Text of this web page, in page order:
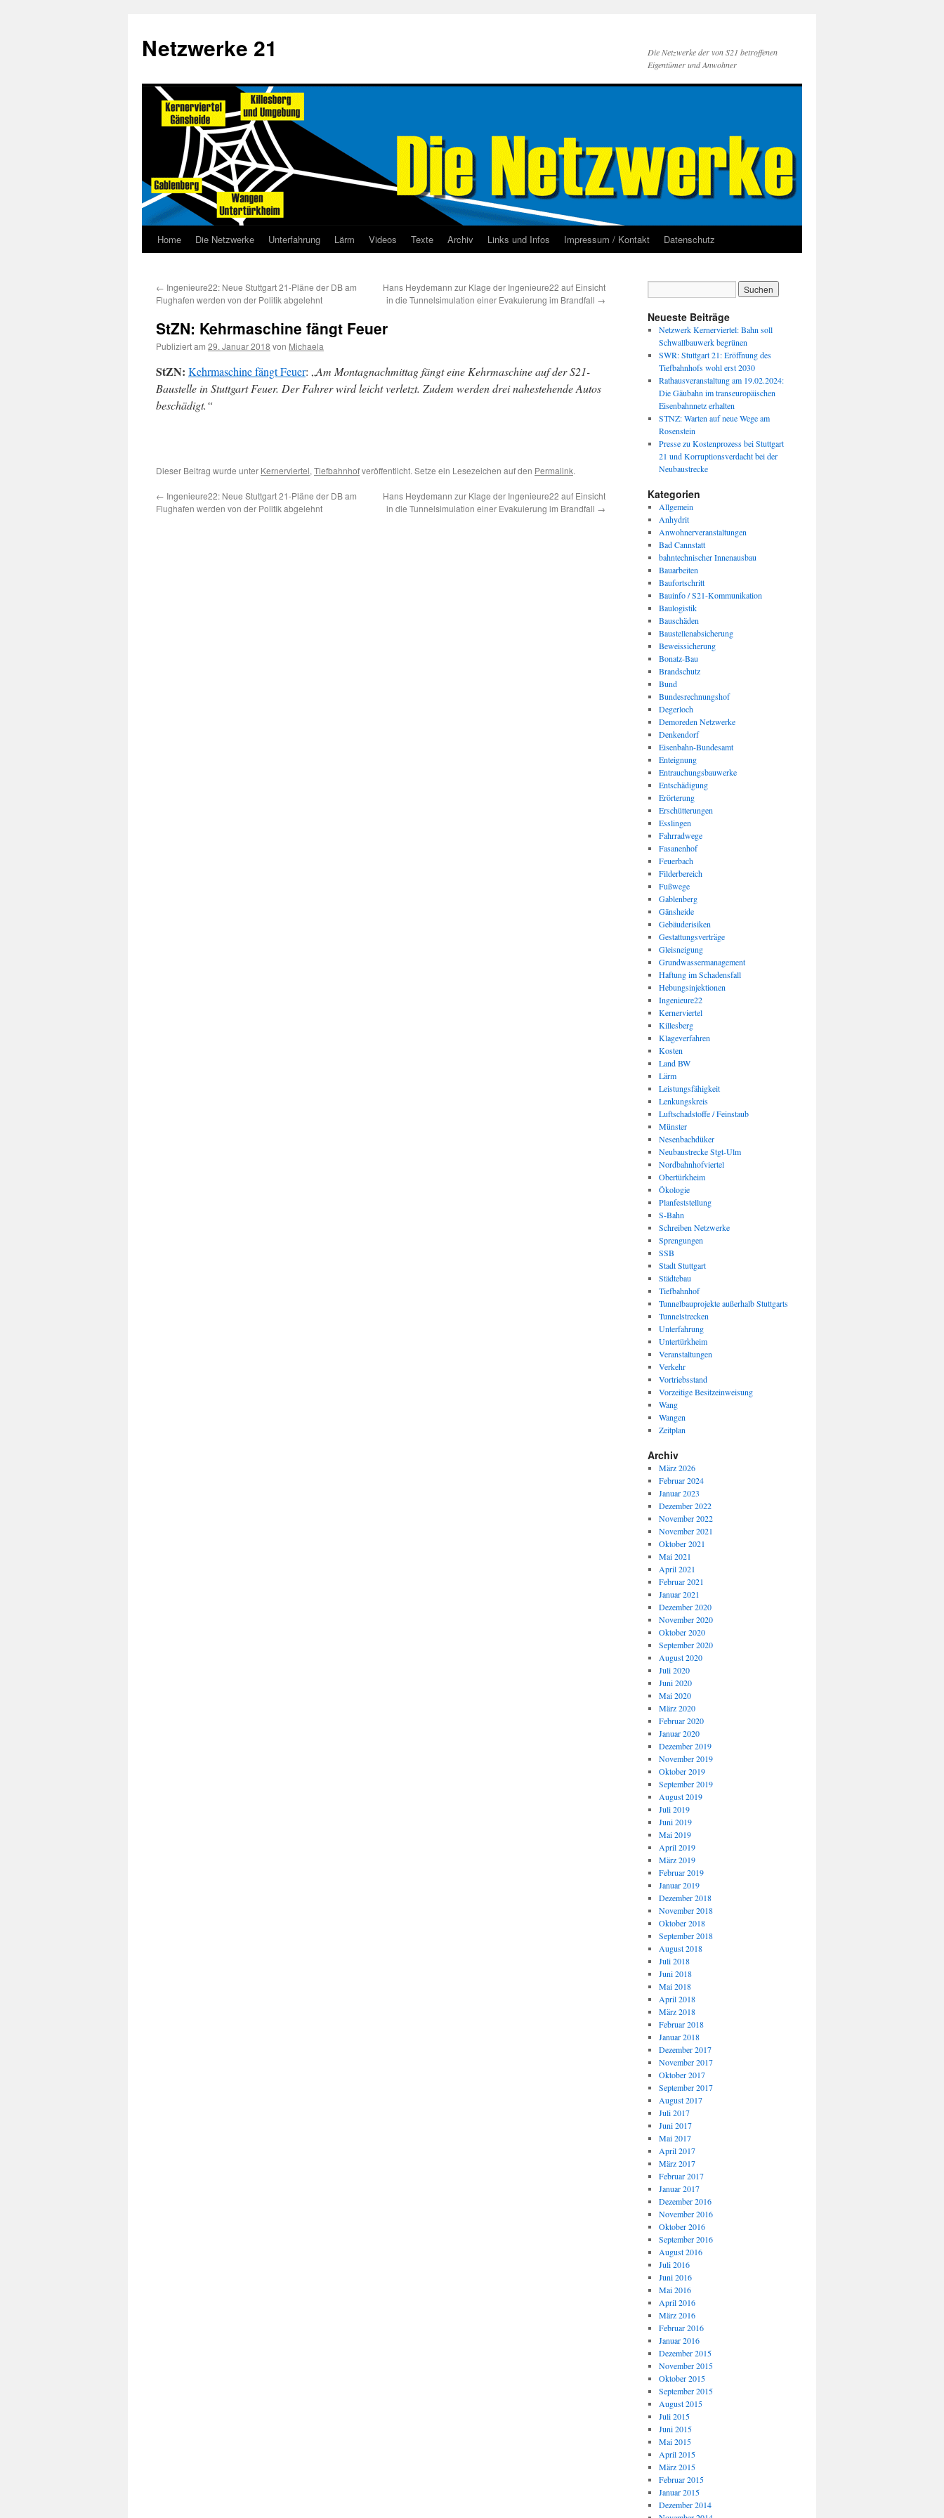
Netzwerke 21
Die Netzwerke der von S21 betroffenen
Eigentümer und Anwohner
Home Die Netzwerke Unterfahrung Lärm Videos Texte Archiv Links und Infos Impressum / Kontakt Datenschutz
← Ingenieure22: Neue Stuttgart 21-Pläne der DB am
Flughafen werden von der Politik abgelehnt
Hans Heydemann zur Klage der Ingenieure22 auf Einsicht
in die Tunnelsimulation einer Evakuierung im Brandfall →
StZN: Kehrmaschine fängt Feuer
Publiziert am 29. Januar 2018 von Michaela
StZN: Kehrmaschine fängt Feuer: „Am Montagnachmittag fängt eine Kehrmaschine auf der S21-
Baustelle in Stuttgart Feuer. Der Fahrer wird leicht verletzt. Zudem werden drei nahestehende Autos
beschädigt.“
Dieser Beitrag wurde unter Kernerviertel, Tiefbahnhofveröffentlicht. Setze ein Lesezeichen auf den Permalink.
← Ingenieure22: Neue Stuttgart 21-Pläne der DB am
Flughafen werden von der Politik abgelehnt
Hans Heydemann zur Klage der Ingenieure22 auf Einsicht
in die Tunnelsimulation einer Evakuierung im Brandfall →
Neueste Beiträge
Netzwerk Kernerviertel: Bahn soll
Schwallbauwerk begrünen
SWR: Stuttgart 21: Eröffnung des
Tiefbahnhofs wohl erst 2030
Rathausveranstaltung am 19.02.2024:
Die Gäubahn im transeuropäischen
Eisenbahnnetz erhalten
STNZ: Warten auf neue Wege am
Rosenstein
Presse zu Kostenprozess bei Stuttgart
21 und Korruptionsverdacht bei der
Neubaustrecke
Kategorien
Allgemein
Anhydrit
Anwohnerveranstaltungen
Bad Cannstatt
bahntechnischer Innenausbau
Bauarbeiten
Baufortschritt
Bauinfo / S21-Kommunikation
Baulogistik
Bauschäden
Baustellenabsicherung
Beweissicherung
Bonatz-Bau
Brandschutz
Bund
Bundesrechnungshof
Degerloch
Demoreden Netzwerke
Denkendorf
Eisenbahn-Bundesamt
Enteignung
Entrauchungsbauwerke
Entschädigung
Erörterung
Erschütterungen
Esslingen
Fahrradwege
Fasanenhof
Feuerbach
Filderbereich
Fußwege
Gablenberg
Gänsheide
Gebäuderisiken
Gestattungsverträge
Gleisneigung
Grundwassermanagement
Haftung im Schadensfall
Hebungsinjektionen
Ingenieure22
Kernerviertel
Killesberg
Klageverfahren
Kosten
Land BW
Lärm
Leistungsfähigkeit
Lenkungskreis
Luftschadstoffe / Feinstaub
Münster
Nesenbachdüker
Neubaustrecke Stgt-Ulm
Nordbahnhofviertel
Obertürkheim
Ökologie
Planfeststellung
S-Bahn
Schreiben Netzwerke
Sprengungen
SSB
Stadt Stuttgart
Städtebau
Tiefbahnhof
Tunnelbauprojekte außerhalb Stuttgarts
Tunnelstrecken
Unterfahrung
Untertürkheim
Veranstaltungen
Verkehr
Vortriebsstand
Vorzeitige Besitzeinweisung
Wang
Wangen
Zeitplan
Archiv
März 2026
Februar 2024
Januar 2023
Dezember 2022
November 2022
November 2021
Oktober 2021
Mai 2021
April 2021
Februar 2021
Januar 2021
Dezember 2020
November 2020
Oktober 2020
September 2020
August 2020
Juli 2020
Juni 2020
Mai 2020
März 2020
Februar 2020
Januar 2020
Dezember 2019
November 2019
Oktober 2019
September 2019
August 2019
Juli 2019
Juni 2019
Mai 2019
April 2019
März 2019
Februar 2019
Januar 2019
Dezember 2018
November 2018
Oktober 2018
September 2018
August 2018
Juli 2018
Juni 2018
Mai 2018
April 2018
März 2018
Februar 2018
Januar 2018
Dezember 2017
November 2017
Oktober 2017
September 2017
August 2017
Juli 2017
Juni 2017
Mai 2017
April 2017
März 2017
Februar 2017
Januar 2017
Dezember 2016
November 2016
Oktober 2016
September 2016
August 2016
Juli 2016
Juni 2016
Mai 2016
April 2016
März 2016
Februar 2016
Januar 2016
Dezember 2015
November 2015
Oktober 2015
September 2015
August 2015
Juli 2015
Juni 2015
Mai 2015
April 2015
März 2015
Februar 2015
Januar 2015
Dezember 2014